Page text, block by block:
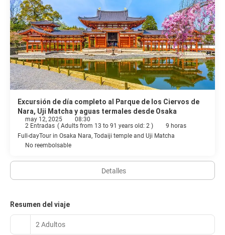
Excursión de día completo al Parque de los Ciervos de
Nara, Uji Matcha y aguas termales desde Osaka
may 12, 2025
08:30
2 Entradas ( Adults from 13 to 91 years old: 2 )
9 horas
Full-dayTour in Osaka Nara, Todaiji temple and Uji Matcha
No reembolsable
Detalles
Resumen del viaje
2 Adultos